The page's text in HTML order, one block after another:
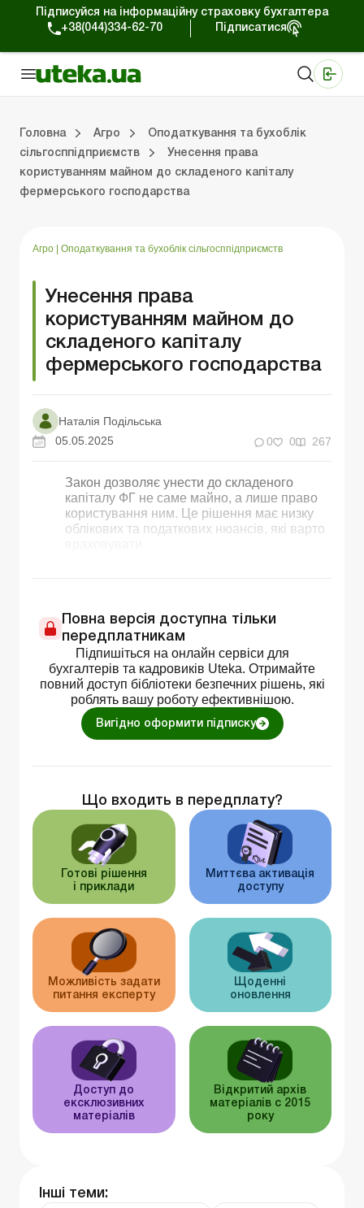
Підписуйся на інформаційну страховку бухгалтера
+38(044)334-62-70
Підписатися
Головна Агро
Оподаткування та бухоблік
сільгосппідприємств
Унесення права
користуванням майном до складеного капіталу
фермерського господарства
Агро Оподаткування та бухоблік сільгосппідприємств
Унесення права
користуванням майном до
складеного капіталу
фермерського господарства
Наталія Подільська
05.05.2025
0 0 267
Закон дозволяє унести до складеного
капіталу ФГ не саме майно, а лише право
користування ним. Це рішення має низку
облікових та податкових нюансів, які варто
Повна версія доступна тільки
передплатникам
Підпишіться на онлайн сервіси для
бухгалтерів та кадровиків Uteka. Отримайте
повний доступ бібліотеки безпечних рішень, які
роблять вашу роботу ефективнішою.
Вигідно оформити підписку
Що входить в передплату?
Готові рішення
і приклади
Миттєва активація
доступу
Можливість задати
питання експерту
Щоденні
оновлення
Доступ до
ексклюзивних
матеріалів
Відкритий архів
матеріалів c 2015
року
Інші теми: